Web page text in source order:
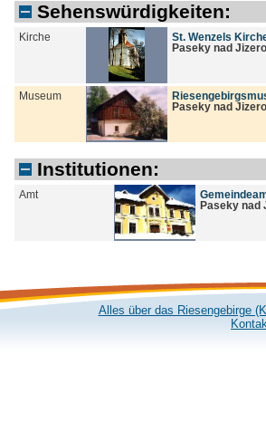
Sehenswürdigkeiten:
Kirche
St. Wenzels
Paseky nad
Museum
Paseky nad
Institutionen:
Amt
Paseky nad
Alles über das Riesengebirge